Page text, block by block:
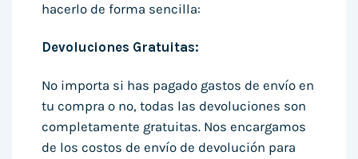
hacerlo de forma sencilla:
Devoluciones Gratuitas:
No importa si has pagado gastos de envío en
tu compra o no, todas las devoluciones son
completamente gratuitas. Nos encargamos
de los costos de envío de devolución para